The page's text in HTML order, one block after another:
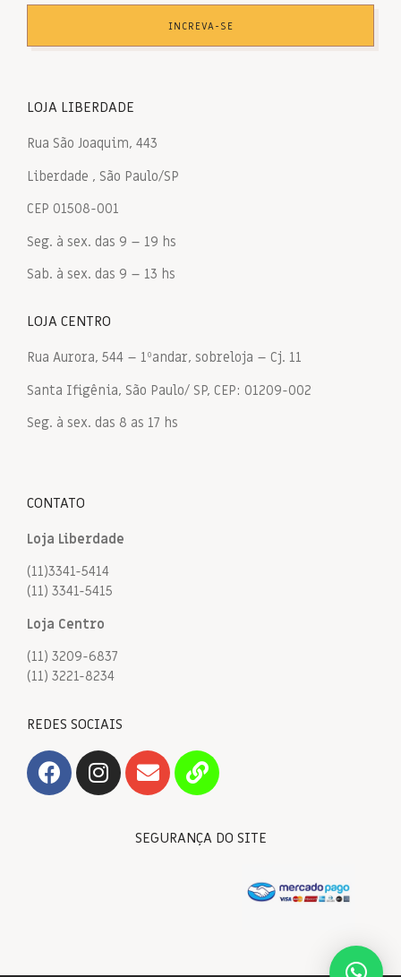
INCREVA-SE
LOJA LIBERDADE
Rua São Joaquim, 443
Liberdade , São Paulo/SP
CEP 01508-001
Seg. à sex. das 9 – 19 hs
Sab. à sex. das 9 – 13 hs
LOJA CENTRO
Rua Aurora, 544 – 1ºandar, sobreloja – Cj. 11
Santa Ifigênia, São Paulo/ SP, CEP: 01209-002
Seg. à sex. das 8 as 17 hs
CONTATO
Loja Liberdade
(11)3341-5414
(11) 3341-5415
Loja Centro
(11) 3209-6837
(11) 3221-8234
REDES SOCIAIS
SEGURANÇA DO SITE